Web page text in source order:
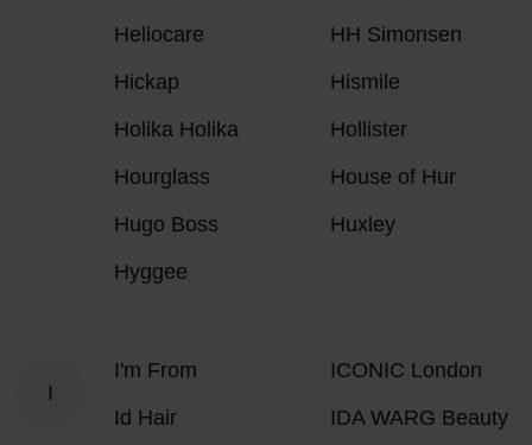
Heliocare
HH Simonsen
Hickap
Hismile
Holika Holika
Hollister
Hourglass
House of Hur
Hugo Boss
Huxley
Hyggee
I
I'm From
ICONIC London
Id Hair
IDA WARG Beauty